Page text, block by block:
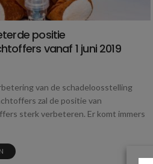
positie
vanaf 1 juni 2019
van de schadeloosstelling
zal de positie van
sterk verbeteren. Er komt immers